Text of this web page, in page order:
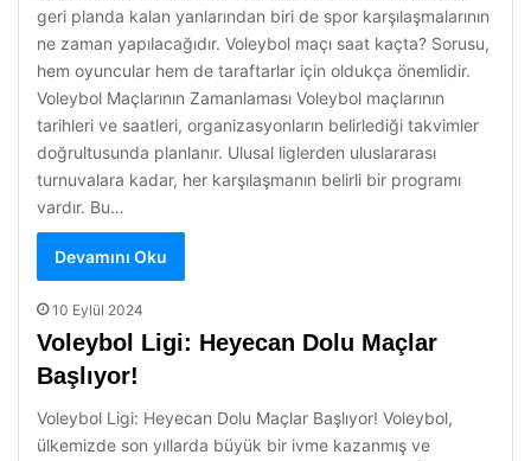
geri planda kalan yanlarından biri de spor karşılaşmalarının
ne zaman yapılacağıdır. Voleybol maçı saat kaçta? Sorusu,
hem oyuncular hem de taraftarlar için oldukça önemlidir.
Voleybol Maçlarının Zamanlaması Voleybol maçlarının
tarihleri ve saatleri, organizasyonların belirlediği takvimler
doğrultusunda planlanır. Ulusal liglerden uluslararası
turnuvalara kadar, her karşılaşmanın belirli bir programı
vardır. Bu…
Devamını Oku
10 Eylül 2024
Voleybol Ligi: Heyecan Dolu Maçlar
Başlıyor!
Voleybol Ligi: Heyecan Dolu Maçlar Başlıyor! Voleybol,
ülkemizde son yıllarda büyük bir ivme kazanmış ve